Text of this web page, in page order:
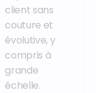
client sans
couture et
évolutive, y
compris à
grande
échelle.